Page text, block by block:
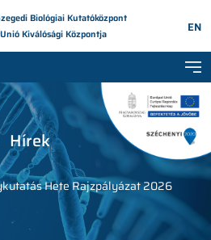
Biológiai Kutatóközpont
Kiválósági Központja
EN
Hírek
Hete Rajzpályázat 2026